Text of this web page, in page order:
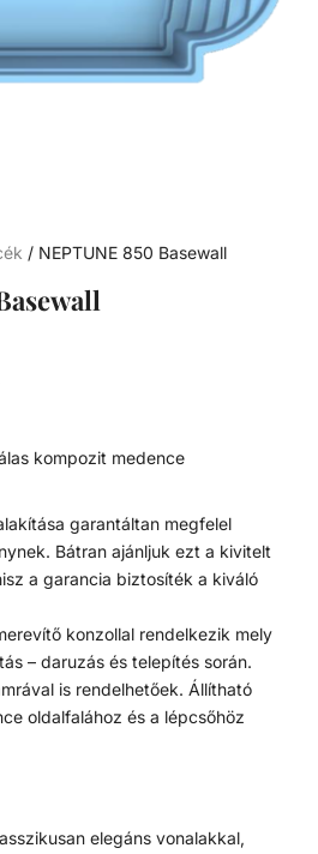
/ NEPTUNE 850 Basewall
kompozit medence
garantáltan megfelel
Bátran ajánljuk ezt a kivitelt
a garancia biztosíték a kiváló
konzollal rendelkezik mely
– daruzás és telepítés során.
is rendelhetőek. Állítható
oldalfalához és a lépcsőhöz
elegáns vonalakkal,